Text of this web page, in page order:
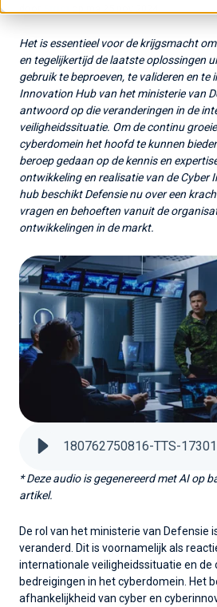
Het is essentieel voor de krijgsmacht
en tegelijkertijd de laatste oplossingen
gebruik te beproeven, te valideren en te
Innovation Hub van het ministerie van
antwoord op die veranderingen in de
veiligheidssituatie. Om de continu
cyberdomein het hoofd te kunnen
beroep gedaan op de kennis en
ontwikkeling en realisatie van de Cyber
hub beschikt Defensie nu over een
vragen en behoeften vanuit de
ontwikkelingen in de markt.
180762750816-TTS-
* Deze audio is gegenereerd met AI op
artikel.
De rol van het ministerie van Defensie
veranderd. Dit is voornamelijk als
internationale veiligheidssituatie en de
bedreigingen in het cyberdomein. Het
afhankelijkheid van cyber en